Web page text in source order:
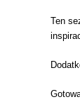
Ten